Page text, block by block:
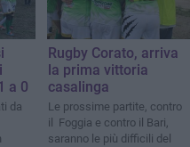
a 0
da
Rugby Corato, arriva
la prima vittoria
casalinga
Le prossime partite, contro
il Foggia e contro il Bari,
saranno le più difficili del